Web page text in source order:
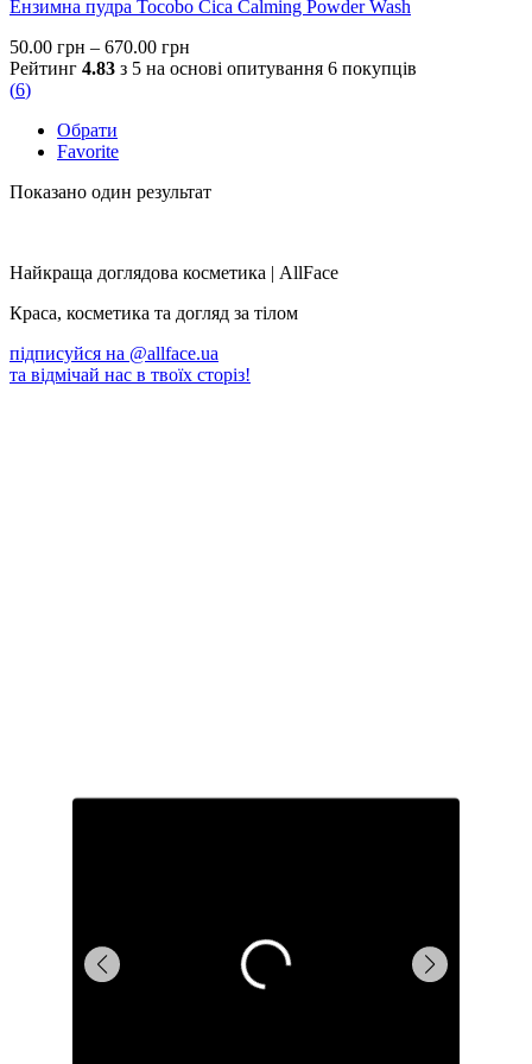
Ензимна пудра Tocobo Cica Calming Powder Wash
50.00 грн – 670.00 грн
range:
Рейтинг 4.83 з 5 на основі опитування 6 покупців
(6)
Обрати
Favorite
Показано один результат
Найкраща доглядова косметика | AllFace
Краса, косметика та догляд за тілом
підписуйся на @allface.ua
та відмічай нас в твоїх сторіз!